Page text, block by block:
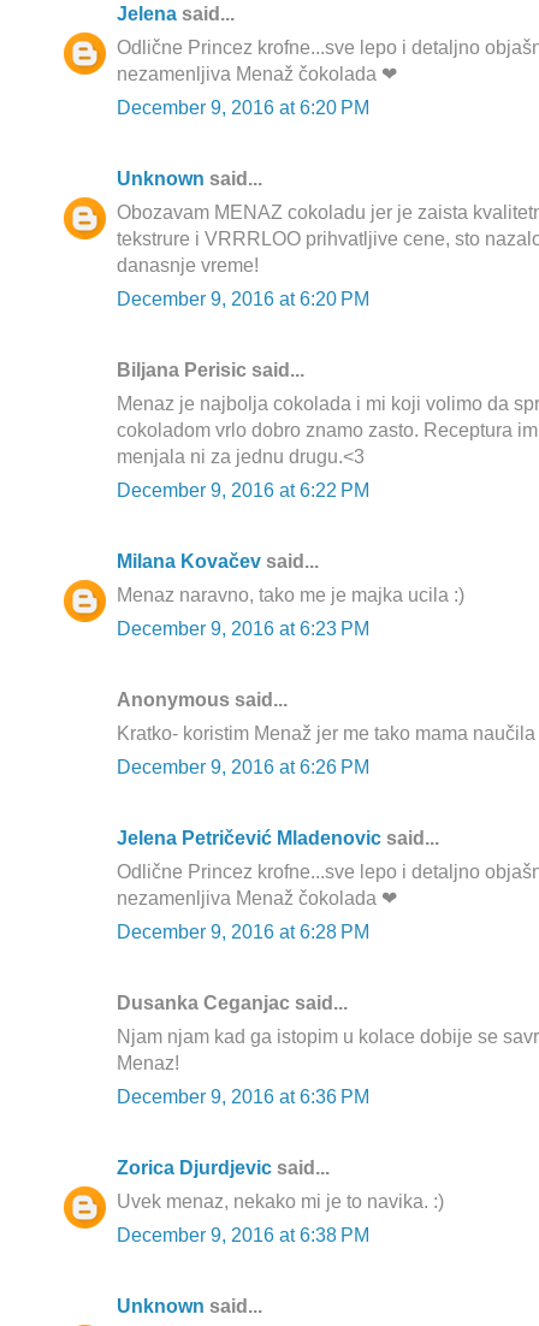
Jelena said...
Odlične Princez krofne...sve lepo i detaljno
nezamenljiva Menaž čokolada ❤
December 9, 2016 at 6:20 PM
Unknown said...
Obozavam MENAZ cokoladu jer je zaista
tekstrure i VRRRLOO prihvatljive cene, sto
danasnje vreme!
December 9, 2016 at 6:20 PM
Biljana Perisic said...
Menaz je najbolja cokolada i mi koji volimo da
cokoladom vrlo dobro znamo zasto. Receptura
menjala ni za jednu drugu.<3
December 9, 2016 at 6:22 PM
Milana Kovačev said...
Menaz naravno, tako me je majka ucila :)
December 9, 2016 at 6:23 PM
Anonymous said...
Kratko- koristim Menaž jer me tako mama naučila
December 9, 2016 at 6:26 PM
Jelena Petričević Mladenovic said...
Odlične Princez krofne...sve lepo i detaljno
nezamenljiva Menaž čokolada ❤
December 9, 2016 at 6:28 PM
Dusanka Ceganjac said...
Njam njam kad ga istopim u kolace dobije se
Menaz!
December 9, 2016 at 6:36 PM
Zorica Djurdjevic said...
Uvek menaz, nekako mi je to navika. :)
December 9, 2016 at 6:38 PM
Unknown said...